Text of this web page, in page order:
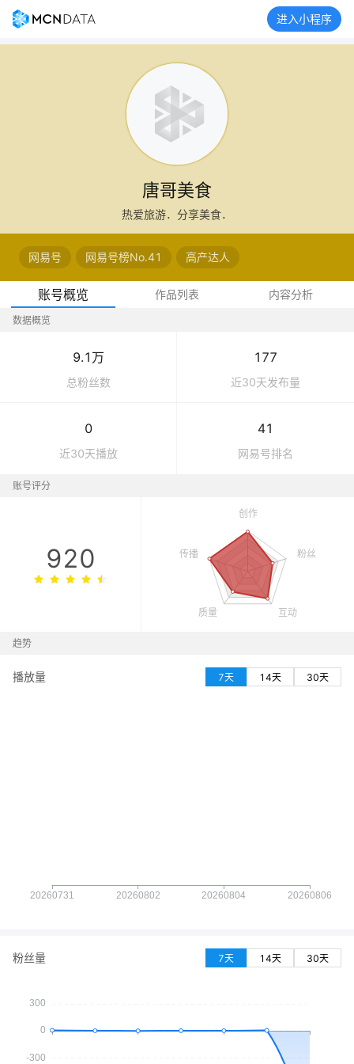
进入小程序
唐哥美食
热爱旅游．分享美食．
网易号 网易号榜No.41 高产达人
账号概览 作品列表 内容分析
数据概览
9.1万
总粉丝数
177
近30天发布量
0
近30天播放
41
网易号排名
账号评分
920
趋势
播放量 7天 14天 30天
粉丝量 7天 14天 30天